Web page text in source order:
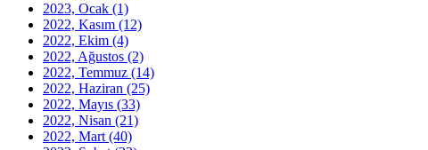
2023, Ocak (1)
2022, Kasım (12)
2022, Ekim (4)
2022, Ağustos (2)
2022, Temmuz (14)
2022, Haziran (25)
2022, Mayıs (33)
2022, Nisan (21)
2022, Mart (40)